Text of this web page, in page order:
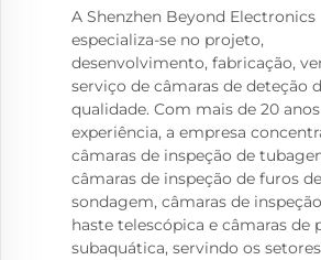
A Shenzhen Beyond Electronics
especializa-se no projeto,
desenvolvimento, fabricação,
serviço de câmaras de deteção
qualidade. Com mais de 20
experiência, a empresa
câmaras de inspeção de
câmaras de inspeção de furos de
sondagem, câmaras de
haste telescópica e câmaras de
subaquática, servindo os setores